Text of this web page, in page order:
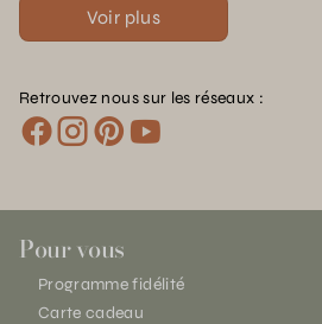
Voir plus
Retrouvez nous sur les réseaux :
Pour vous
Programme fidélité
Carte cadeau